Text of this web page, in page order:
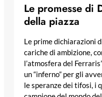
Le promesse di
della piazza
Le prime dichiarazioni
cariche di ambizione,
l’atmosfera del
un “inferno” per gli
le speranze dei tifosi, i